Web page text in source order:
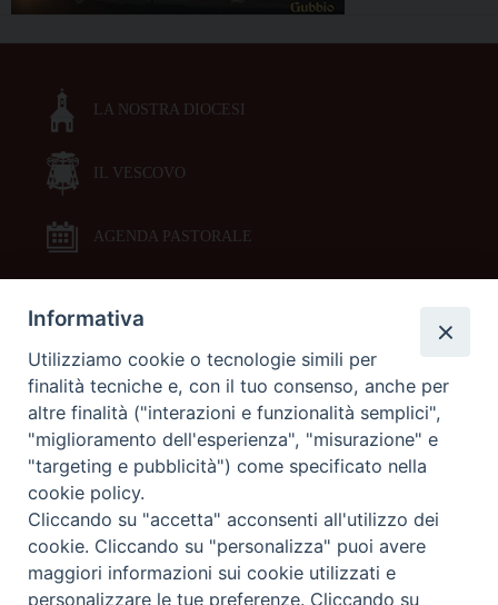
LA NOSTRA DIOCESI
IL VESCOVO
AGENDA PASTORALE
DOCUMENTI PASTORALI
ORARI MESSE
LITURGIA DELLE ORE
GALLERIE FOTOGRAFICHE
Informativa
Utilizziamo cookie o tecnologie simili per
finalità tecniche e, con il tuo consenso, anche per
altre finalità ("interazioni e funzionalità semplici",
"miglioramento dell'esperienza", "misurazione" e
"targeting e pubblicità") come specificato nella
cookie policy.
Cliccando su "accetta" acconsenti all'utilizzo dei
cookie. Cliccando su "personalizza" puoi avere
maggiori informazioni sui cookie utilizzati e
personalizzare le tue preferenze. Cliccando su